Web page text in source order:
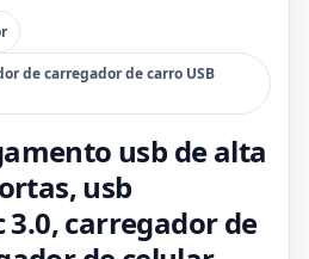
de carregador de carro USB
usb de alta
usb
carregador de